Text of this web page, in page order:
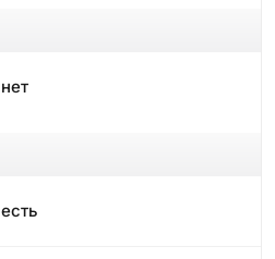
нет
есть